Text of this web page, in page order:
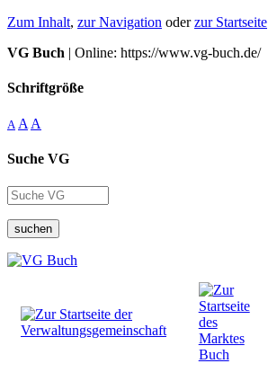
Zum Inhalt, zur Navigation oderzur Startseite
VG Buch | Online: https://www.vg-buch.de/
Schriftgröße
A A A
Suche VG
suchen